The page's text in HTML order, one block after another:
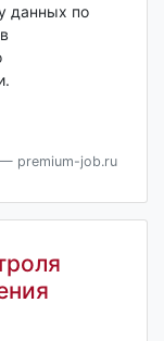
данных по
— premium-job.ru